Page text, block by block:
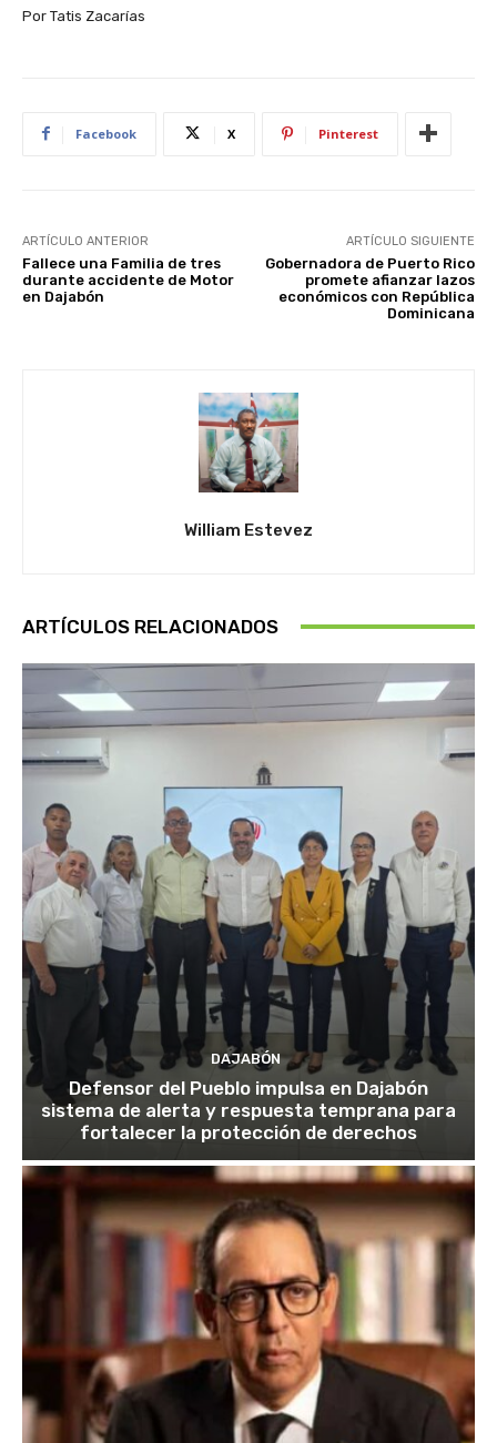
Por Tatis Zacarías
Facebook X Pinterest
ARTÍCULO ANTERIOR
Fallece una Familia de tres
durante accidente de Motor
en Dajabón
ARTÍCULO SIGUIENTE
Gobernadora de Puerto Rico
promete afianzar lazos
económicos con República
Dominicana
William Estevez
ARTÍCULOS RELACIONADOS
DAJABÓN
Defensor del Pueblo impulsa en Dajabón
sistema de alerta y respuesta temprana para
fortalecer la protección de derechos